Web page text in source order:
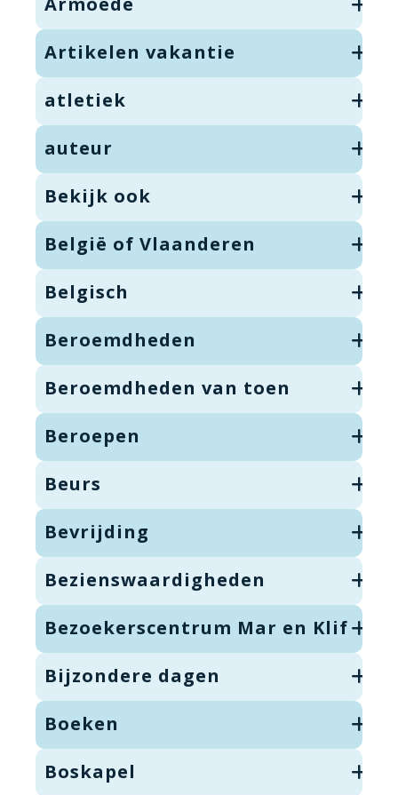
Artikelen vakantie
atletiek
auteur
Bekijk ook
België of Vlaanderen
Belgisch
Beroemdheden
Beroemdheden van toen
Beroepen
Beurs
Bevrijding
Bezienswaardigheden
Bezoekerscentrum Mar en Klif
Bijzondere dagen
Boeken
Boskapel